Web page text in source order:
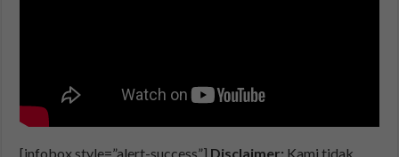
[infobox style=”alert-success”] Disclaimer: Kami tidak